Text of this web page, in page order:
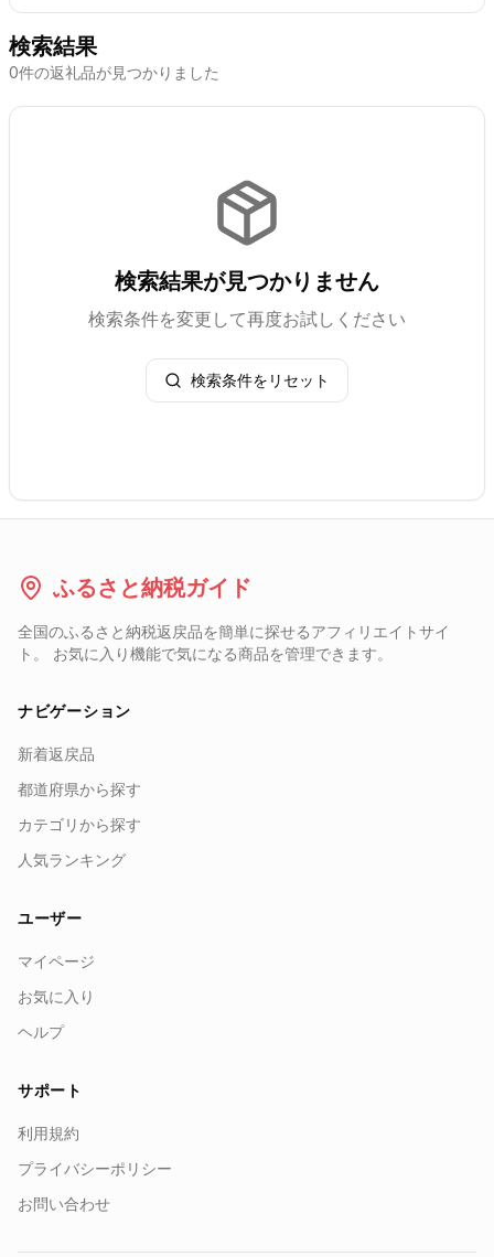
検索結果
0件の返礼品が見つかりました
検索結果が見つかりません
検索条件を変更して再度お試しください
検索条件をリセット
ふるさと納税ガイド
全国のふるさと納税返戻品を簡単に探せるアフィリエイトサイ
ト。 お気に入り機能で気になる商品を管理できます。
ナビゲーション
新着返戻品
都道府県から探す
カテゴリから探す
人気ランキング
ユーザー
マイページ
お気に入り
ヘルプ
サポート
利用規約
プライバシーポリシー
お問い合わせ